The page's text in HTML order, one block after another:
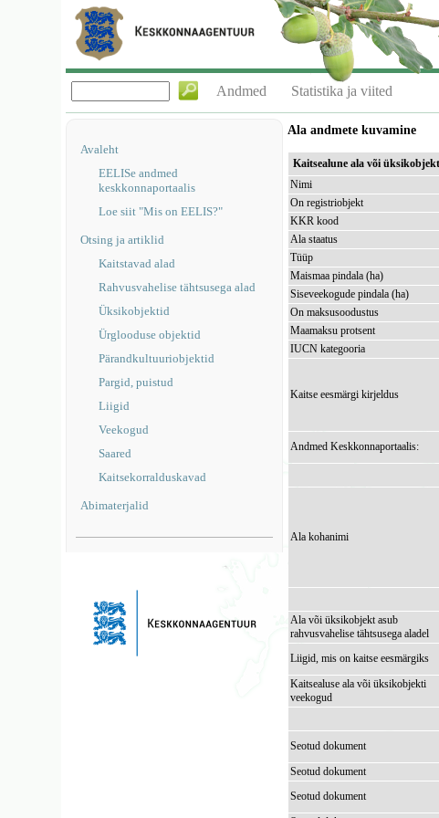
Andmed Statistika ja viited
Avaleht
EELISe andmed
keskkonnaportaalis
Loe siit "Mis on EELIS?"
Otsing ja artiklid
Kaitstavad alad
Rahvusvahelise tähtsusega alad
Üksikobjektid
Ürglooduse objektid
Pärandkultuuriobjektid
Pargid, puistud
Liigid
Veekogud
Saared
Kaitsekorralduskavad
Abimaterjalid
Ala andmete kuvamine
Kaitsealune ala või
Nimi
On registriobjekt
KKR kood
Ala staatus
Tüüp
Maismaa pindala (ha)
Siseveekogude pindala (ha)
On maksusoodustus
Maamaksu protsent
IUCN kategooria
Kaitse eesmärgi kirjeldus
Andmed Keskkonnaportaalis:
Ala kohanimi
Ala või üksikobjekt asub
rahvusvahelise tähtsusega aladel
Liigid, mis on kaitse eesmärgiks
Kaitsealuse ala või üksikobjekti
veekogud
Seotud dokument
Seotud dokument
Seotud dokument